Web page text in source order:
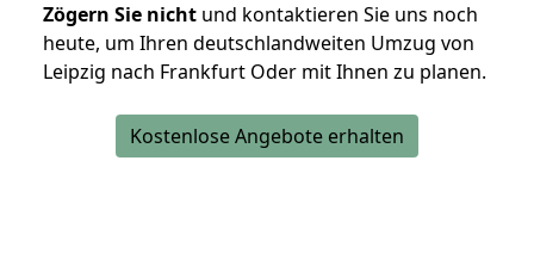
Zögern Sie nicht und kontaktieren Sie uns noch
heute, um Ihren deutschlandweiten Umzug von
Leipzig nach Frankfurt Oder mit Ihnen zu planen.
Kostenlose Angebote erhalten